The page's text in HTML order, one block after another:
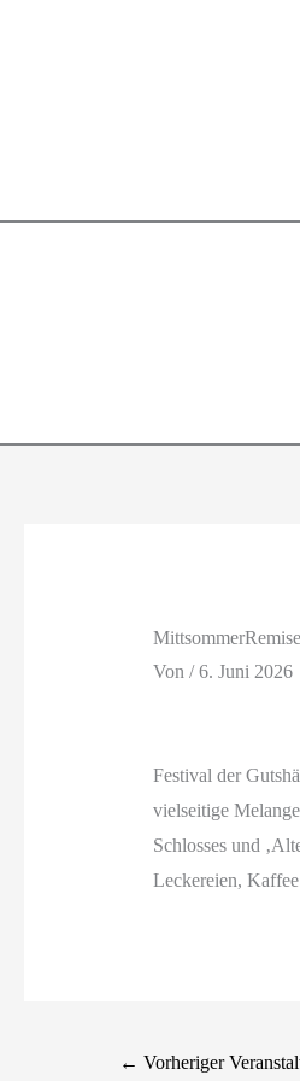
Von /6. Juni 2026
Festival der
vielseitige
Schlosses und
Leckereien,
← Vorheriger